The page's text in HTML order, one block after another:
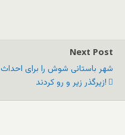
Next Post
شهر باستانی شوش را برای احداث
زیرگذر زیر و رو کردند!